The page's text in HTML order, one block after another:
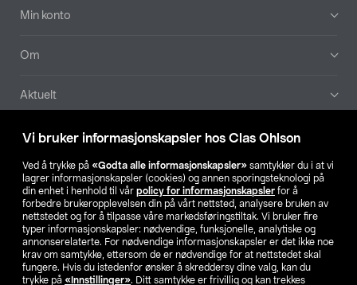
Vi bruker informasjonskapsler hos Clas Ohlson
Ved å trykke på «Godta alle informasjonskapsler» samtykker du i at vi
lagrer informasjonskapsler (cookies) og annen sporingsteknologi på
din enhet i henhold til vår policy for informasjonskapsler for å
forbedre brukeropplevelsen din på vårt nettsted, analysere bruken av
nettstedet og for å tilpasse våre markedsføringstiltak. Vi bruker fire
typer informasjonskapsler: nødvendige, funksjonelle, analytiske og
annonserelaterte. For nødvendige informasjonskapsler er det ikke noe
krav om samtykke, ettersom de er nødvendige for at nettstedet skal
fungere. Hvis du istedenfor ønsker å skreddersy dine valg, kan du
trykke på «Innstillinger». Ditt samtykke er frivillig og kan trekkes
Min konto
Om
Aktuelt
Våre selskaper
Finn din butikk
SE NO FI